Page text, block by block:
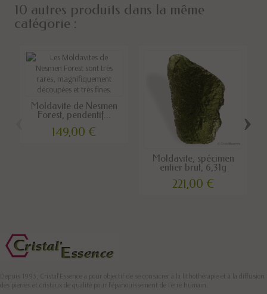
10 autres produits dans la même
catégorie :
Moldavite de Nesmen
Forest, pendentif...
149,00 €
Moldavite, spécimen
entier brut, 6,31g
221,00 €
›
Depuis 1993, Cristal'Essence a pour objectif de se consacrer à la lithothérapie et à la diffusion
des pierres et cristaux de qualité pour l’épanouissement de l’être humain.